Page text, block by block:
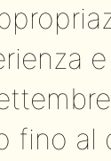
fino al